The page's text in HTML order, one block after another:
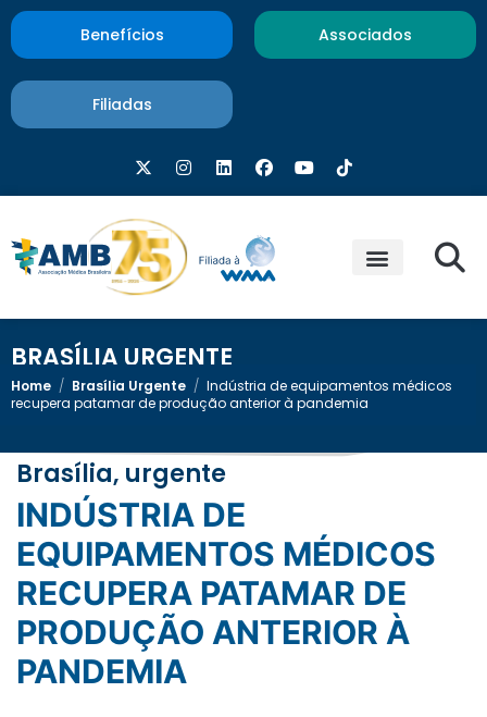
Benefícios Associados
Filiadas
BRASÍLIA URGENTE
Home / Brasília Urgente / Indústria de equipamentos médicos
recupera patamar de produção anterior à pandemia
Brasília, urgente
INDÚSTRIA DE
EQUIPAMENTOS MÉDICOS
RECUPERA PATAMAR DE
PRODUÇÃO ANTERIOR À
PANDEMIA